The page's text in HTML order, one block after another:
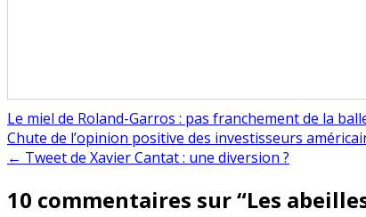
Le miel de Roland-Garros : pas franchement de la
Navigation
de
l’article
Chute de l’opinion positive des investisseurs
← Tweet de Xavier Cantat : une diversion ?
10 commentaires sur “Les